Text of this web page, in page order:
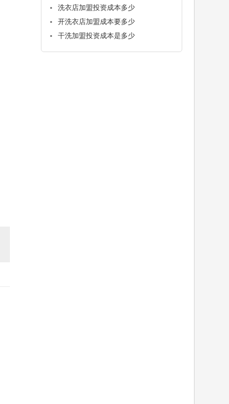
洗衣店加盟投资成本多少
开洗衣店加盟成本要多少
干洗加盟投资成本是多少